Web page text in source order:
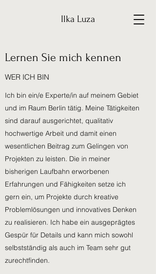
Ilka Luza
Lernen Sie mich kennen
WER ICH BIN
Ich bin ein/e Experte/in auf meinem Gebiet
und im Raum Berlin tätig. Meine Tätigkeiten
sind darauf ausgerichtet, qualitativ
hochwertige Arbeit und damit einen
wesentlichen Beitrag zum Gelingen von
Projekten zu leisten. Die in meiner
bisherigen Laufbahn erworbenen
Erfahrungen und Fähigkeiten setze ich
gern ein, um Projekte durch kreative
Problemlösungen und innovatives Denken
zu realisieren. Ich habe ein ausgeprägtes
Gespür für Details und kann mich sowohl
selbstständig als auch im Team sehr gut
zurechtfinden.